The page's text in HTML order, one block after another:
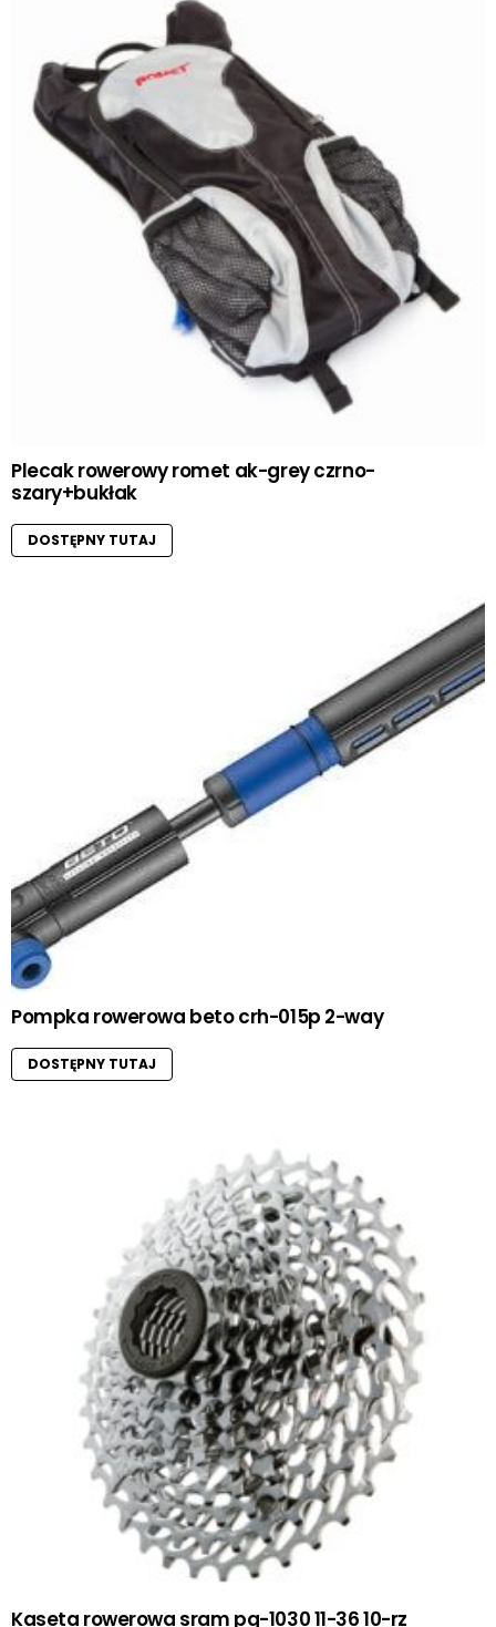
Plecak rowerowy romet ak-grey czrno-
szary+bukłak
DOSTĘPNY TUTAJ
Pompka rowerowa beto crh-015p 2-way
DOSTĘPNY TUTAJ
Kaseta rowerowa sram pg-1030 11-36 10-rz